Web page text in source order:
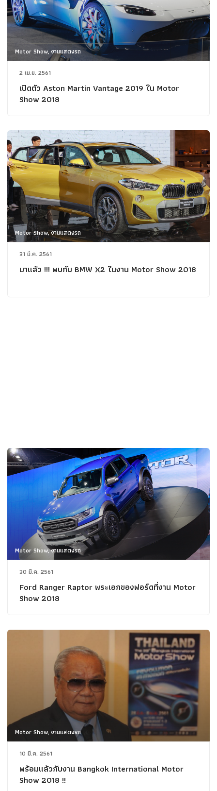
Motor Show, งานแสดงรถ
2 เม.ย. 2561
เปิดตัว Aston Martin Vantage 2019 ใน Motor
Show 2018
Motor Show, งานแสดงรถ
31 มี.ค. 2561
มาแล้ว !!! พบกับ BMW X2 ในงาน Motor Show 2018
Motor Show, งานแสดงรถ
30 มี.ค. 2561
Ford Ranger Raptor พระเอกของฟอร์ดที่งาน Motor
Show 2018
Motor Show, งานแสดงรถ
10 มี.ค. 2561
พร้อมแล้วกับงาน Bangkok International Motor
Show 2018 !!